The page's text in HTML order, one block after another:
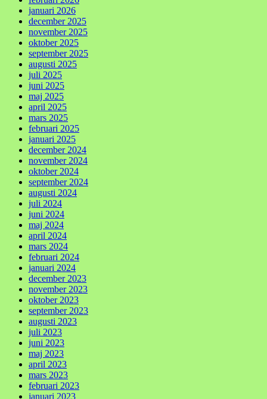
januari 2026
december 2025
november 2025
oktober 2025
september 2025
augusti 2025
juli 2025
juni 2025
maj 2025
april 2025
mars 2025
februari 2025
januari 2025
december 2024
november 2024
oktober 2024
september 2024
augusti 2024
juli 2024
juni 2024
maj 2024
april 2024
mars 2024
februari 2024
januari 2024
december 2023
november 2023
oktober 2023
september 2023
augusti 2023
juli 2023
juni 2023
maj 2023
april 2023
mars 2023
februari 2023
januari 2023